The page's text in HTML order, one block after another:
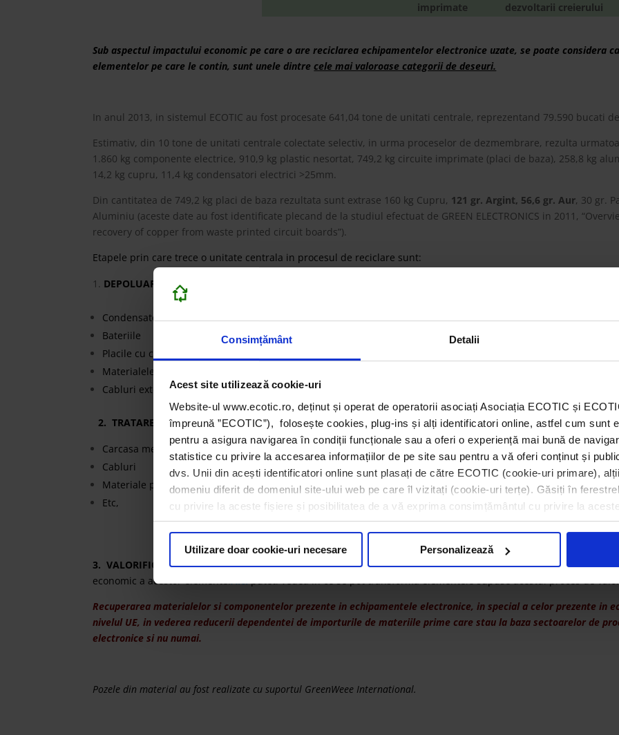
Consimțământ Detalii
Acest site utilizează cookie-uri
Website-ul www.ecotic.ro, deținut și operat de operatorii asociați Asociația ECOTIC și
împreună ”ECOTIC”), folosește cookies, plug-ins și alți identificatori online, astfel cum sunt
pentru a asigura navigarea în condiții funcționale sau a oferi o experiență mai bună de
statistice cu privire la accesarea informațiilor de pe site sau pentru a vă oferi conținut și
dvs. Unii din acești identificatori online sunt plasați de către ECOTIC (cookie-uri primare),
domeniu diferit de domeniul site-ului web pe care îl vizitați (cookie-uri terțe). Găsiți în
cu privire la aceste fișiere și posibilitatea de a vă exprima consimțământul cu privire la
Utilizare doar cookie-uri necesare Personalizează
imprimate
dezvoltarii creierului
Sub aspectul impactului economic pe care o are reciclarea echipamentelor electronice uzate, se poate considera
elementelor pe care le contin, sunt unele dintre cele mai valoroase categorii de deseuri.
In anul 2013, in sistemul ECOTIC au fost procesate 641,04 tone de unitati centrale, reprezentand 79.590 bucati
Estimativ, din 10 tone de unitati centrale colectate selectiv, in urma proceselor de dezmembrare, rezulta
1.860 kg componente electrice, 910,9 kg plastic nesortat, 749,2 kg circuite imprimate (placi de baza), 258,8 kg
14,2 kg cupru, 11,4 kg condensatori electrici >25mm.
Din cantitatea de 749,2 kg placi de baza rezultata sunt extrase 160 kg Cupru, 121 gr. Argint, 56,6 gr. Aur, 30 gr.
Aluminiu (aceste date au fost identificate plecand de la studiul efectuat de GREEN ELECTRONICS in 2011,
recovery of copper from waste printed circuit boards”).
Etapele prin care trece o unitate centrala in procesul de reciclare sunt:
DEPOLUARE
– sunt extrase elementele cu continut periculos:
Condensatorii electrolitici
Bateriile
Placile cu circuite imprimate
Materialele plastice cu compusi brominati
Cabluri externe
2. TRATARE
– sunt indepartate elementele si subansamblele fara continut periculos:
Carcasa metalica
Cabluri
Materiale plastice
Etc,
3. VALORIFICARE –componentele si materialele extrase sunt supuse unor operatiuni de valorificare si
economic a acestor elemente.Aiciputeti vedea in ce se pot transforma elementele supuse acestui proces de
Recuperarea materialelor si componentelor prezente in echipamentele electronice, in special a celor prezente in
nivelul UE, in vederea reducerii dependentei de importurile de materiile prime care stau la baza sectoarelor de
electronice si nu numai.
Pozele din material au fost realizate cu suportul GreenWeee International.